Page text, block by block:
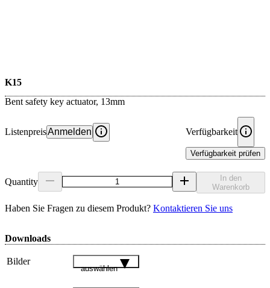
K15
Bent safety key actuator, 13mm
ListenpreisAnmelden Verfügbarkeit
Verfügbarkeit prüfen
Quantity
In den
Warenkorb
Haben Sie Fragen zu diesem Produkt? Kontaktieren Sie uns
Downloads
Bilder
auswählen